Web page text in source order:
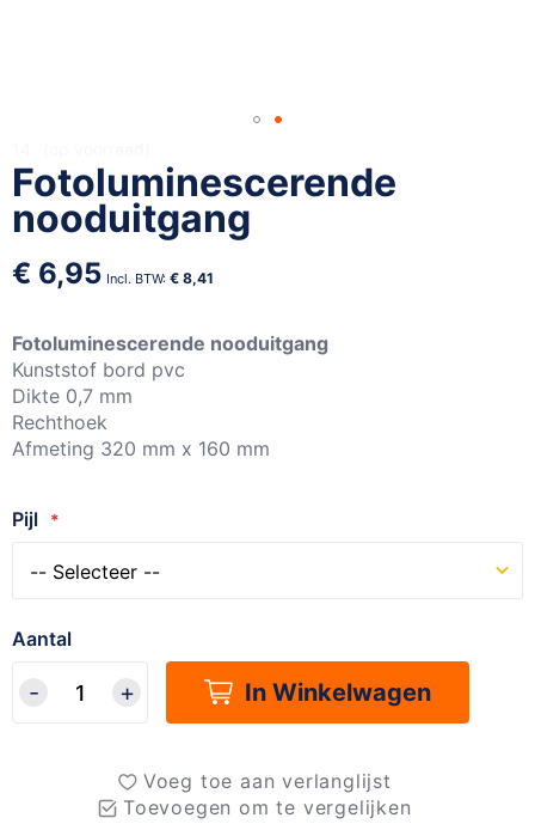
Fotoluminescerende
nooduitgang
€ 6,95 € 8,41
Fotoluminescerende nooduitgang
Kunststof bord pvc
Dikte 0,7 mm
Rechthoek
Afmeting 320 mm x 160 mm
Pijl
Aantal
In Winkelwagen
Voeg toe aan verlanglijst
Toevoegen om te vergelijken
naar
het
begin
de
gallerij